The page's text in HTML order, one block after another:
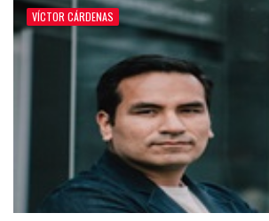
VÍCTOR CÁRDENAS